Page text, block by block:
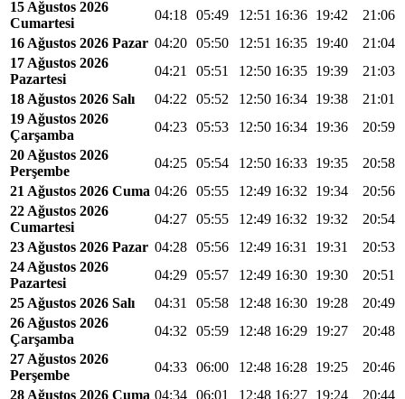
15 Ağustos 2026
Cumartesi
04:18 05:49 12:51 16:36 19:42
21:06
16 Ağustos 2026 Pazar 04:20 05:50 12:51 16:35 19:40
21:04
17 Ağustos 2026
Pazartesi
04:21 05:51 12:50 16:35 19:39
21:03
18 Ağustos 2026 Salı
04:22 05:52 12:50 16:34 19:38
21:01
19 Ağustos 2026
Çarşamba
04:23 05:53 12:50 16:34 19:36
20:59
20 Ağustos 2026
Perşembe
04:25 05:54 12:50 16:33 19:35
20:58
21 Ağustos 2026 Cuma 04:26 05:55 12:49 16:32 19:34
20:56
22 Ağustos 2026
Cumartesi
04:27 05:55 12:49 16:32 19:32
20:54
23 Ağustos 2026 Pazar 04:28 05:56 12:49 16:31 19:31
20:53
24 Ağustos 2026
Pazartesi
04:29 05:57 12:49 16:30 19:30
20:51
25 Ağustos 2026 Salı
04:31 05:58 12:48 16:30 19:28
20:49
26 Ağustos 2026
Çarşamba
04:32 05:59 12:48 16:29 19:27
20:48
27 Ağustos 2026
Perşembe
04:33 06:00 12:48 16:28 19:25
20:46
28 Ağustos 2026 Cuma 04:34 06:01 12:48 16:27 19:24
20:44